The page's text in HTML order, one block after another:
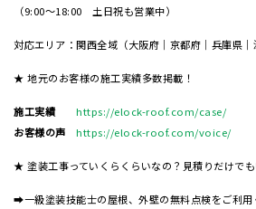
（9:00～18:00 土日祝も営業中）
対応エリア：関西全域（大阪府｜京都府｜兵庫県｜
★ 地元のお客様の施工実績多数掲載！
施工実績
https://elock-roof.com/case/
お客様の声
https://elock-roof.com/voice/
★ 塗装工事っていくらくらいなの？見積りだけでも
➡一級塗装技能士の屋根、外壁の無料点検をご利用